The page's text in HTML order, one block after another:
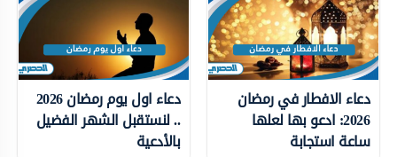
دعاء الافطار في رمضان
2026: ادعو بها لعلها
ساعة استجابة
دعاء اول يوم رمضان 2026
.. لنستقبل الشهر الفضيل
بالأدعية